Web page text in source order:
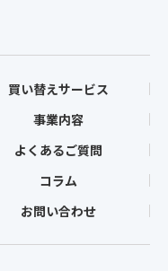
買い替えサービス
事業内容
よくあるご質問
コラム
お問い合わせ